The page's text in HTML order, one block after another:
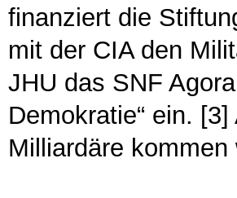
finanziert die
mit der CIA den
JHU das SNF
Demokratie“ ein.
Milliardäre kommen